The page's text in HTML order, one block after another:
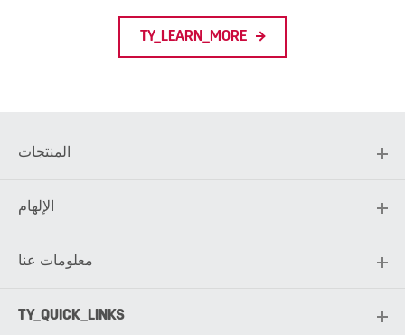
TY_LEARN_MORE
المنتجات
الإلهام
معلومات عنا
TY_QUICK_LINKS